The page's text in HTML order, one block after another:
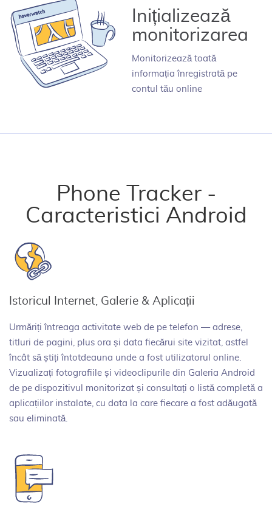
Inițializează
monitorizarea
Monitorizează toată
informația înregistrată pe
contul tău online
Phone Tracker -
Caracteristici Android
Istoricul Internet, Galerie & Aplicații
Urmăriți întreaga activitate web de pe telefon — adrese,
titluri de pagini, plus ora și data fiecărui site vizitat, astfel
încât să știți întotdeauna unde a fost utilizatorul online.
Vizualizați fotografiile și videoclipurile din Galeria Android
de pe dispozitivul monitorizat și consultați o listă completă a
aplicațiilor instalate, cu data la care fiecare a fost adăugată
sau eliminată.